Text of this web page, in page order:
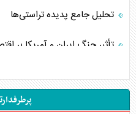
تحلیل جامع پدیده تراستی‌ها
تأثیر جنگ ایران و آمریکا بر
تخریب پل‌ها در اوکراین و
اربعین، کابوس مشترک